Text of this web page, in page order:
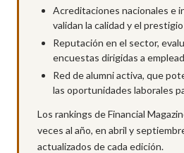
Acreditaciones nacionales e
validan la calidad y el
Reputación en el sector,
encuestas dirigidas a
Red de alumni activa, que
las oportunidades laborales
Los rankings de Financial
veces al año, en abril y
actualizados de cada edición.